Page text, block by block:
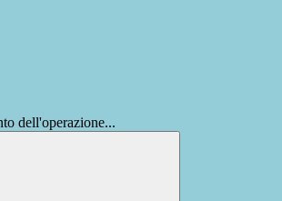
dell'operazione...